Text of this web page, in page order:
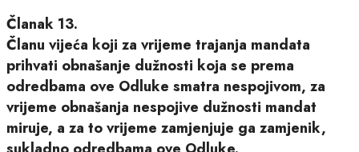
Članak 13.
Članu vijeća koji za vrijeme trajanja mandata
prihvati obnašanje dužnosti koja se prema
odredbama ove Odluke smatra nespojivom, za
vrijeme obnašanja nespojive dužnosti mandat
miruje, a za to vrijeme zamjenjuje ga zamjenik,